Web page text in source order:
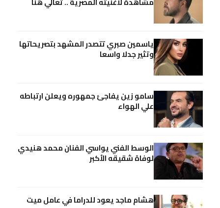
ياسمين صبري تتصدر المشهد بتصريحاتها
وتثير جدلا واسعا
سامو زين يفاجئ جمهوره ويعلن ارتباطه
علي الهواء
الوسط الفني يواسي الفنان محمد هنيدي
لوفاة شقيقه الأكبر
هشام ماجد يعود للدراما في عامل ميت